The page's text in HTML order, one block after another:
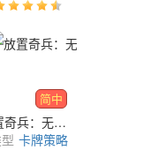
简中
放置奇兵：无限（Infinite Magicraid）
卡牌策略